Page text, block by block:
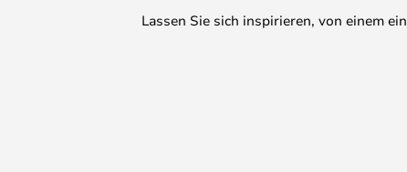
Lassen Sie sich inspirieren, von einem